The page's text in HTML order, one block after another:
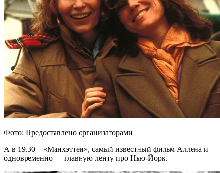
Фото: Предоставлено организаторами
А в 19.30 – «Манхэттен», самый известный фильм Аллена и
одновременно — главную ленту про Нью-Йорк.